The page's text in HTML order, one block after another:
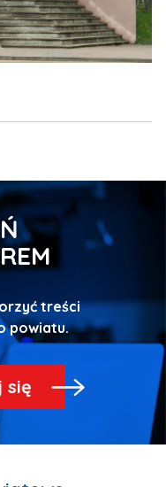
treści
dotyczące naszego powiatu.
się